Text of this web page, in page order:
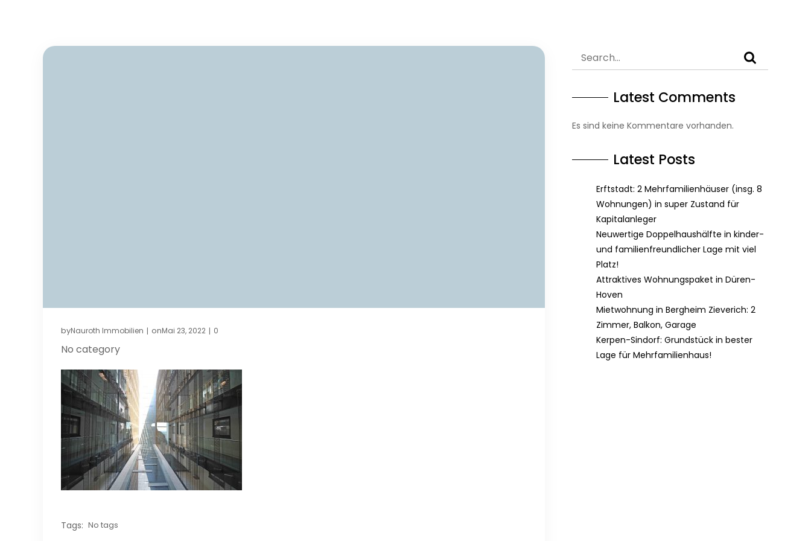
byNauroth Immobilien | onMai 23, 2022 | 0
No category
Tags: No tags
Latest Comments
Es sind keine Kommentare vorhanden.
Latest Posts
Erftstadt: 2 Mehrfamilienhäuser (insg. 8
Wohnungen) in super Zustand für
Kapitalanleger
Neuwertige Doppelhaushälfte in kinder-
und familienfreundlicher Lage mit viel
Platz!
Attraktives Wohnungspaket in Düren-
Hoven
Mietwohnung in Bergheim Zieverich: 2
Zimmer, Balkon, Garage
Kerpen-Sindorf: Grundstück in bester
Lage für Mehrfamilienhaus!